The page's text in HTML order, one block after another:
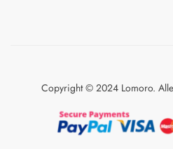
Copyright © 2024 Lomoro.